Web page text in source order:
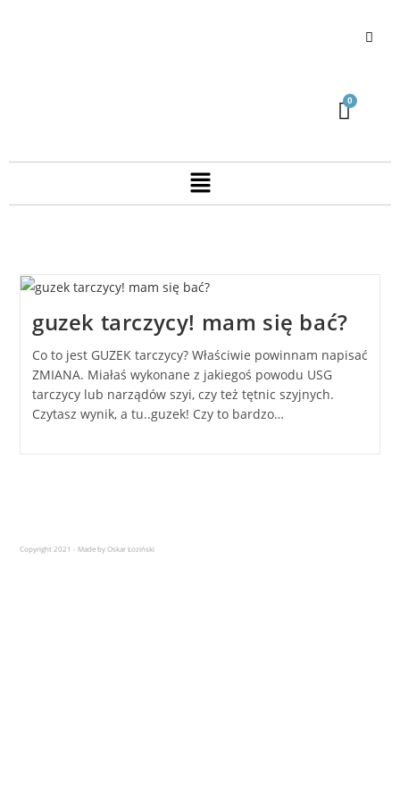
guzek tarczycy! mam się bać?
Co to jest GUZEK tarczycy? Właściwie powinnam napisać
ZMIANA. Miałaś wykonane z jakiegoś powodu USG
tarczycy lub narządów szyi, czy też tętnic szyjnych.
Czytasz wynik, a tu..guzek! Czy to bardzo…
Copyright 2021 - Made by Oskar Łoziński